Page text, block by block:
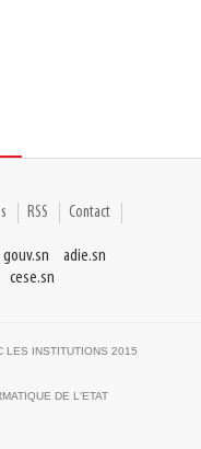
RSS Contact
gouv.sn
adie.sn
cese.sn
LES INSTITUTIONS 2015
DE L'ETAT